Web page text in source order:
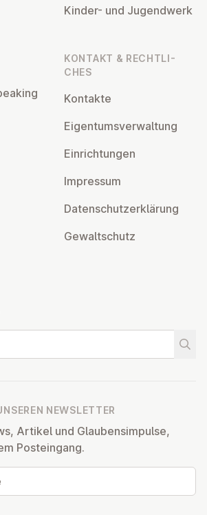
Kinder- und Ju­gend­werk
KONTAKT & RECHT­LI­
CHES
Kontakte
Ei­gen­tums­ver­wal­tung
Ein­rich­tun­gen
Impressum
Da­ten­schutz­er­klä­rung
Ge­walt­schutz
NEWSLETTER
Artikel und Glaubensimpulse,
Posteingang.